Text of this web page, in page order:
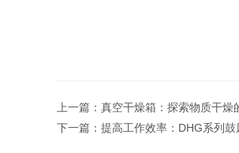
上一篇： 真空干燥箱：探索物质干燥
下一篇： 提高工作效率：DHG系列